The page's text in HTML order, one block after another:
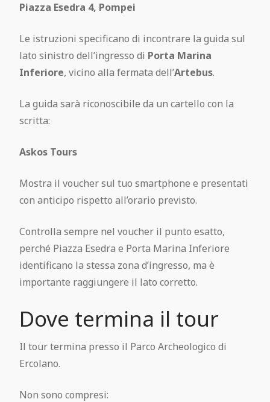
Piazza Esedra 4, Pompei
Le istruzioni specificano di incontrare la guida sul
lato sinistro dell’ingresso di Porta Marina
Inferiore, vicino alla fermata dell’Artebus.
La guida sarà riconoscibile da un cartello con la
scritta:
Askos Tours
Mostra il voucher sul tuo smartphone e presentati
con anticipo rispetto all’orario previsto.
Controlla sempre nel voucher il punto esatto,
perché Piazza Esedra e Porta Marina Inferiore
identificano la stessa zona d’ingresso, ma è
importante raggiungere il lato corretto.
Dove termina il tour
Il tour termina presso il Parco Archeologico di
Ercolano.
Non sono compresi: